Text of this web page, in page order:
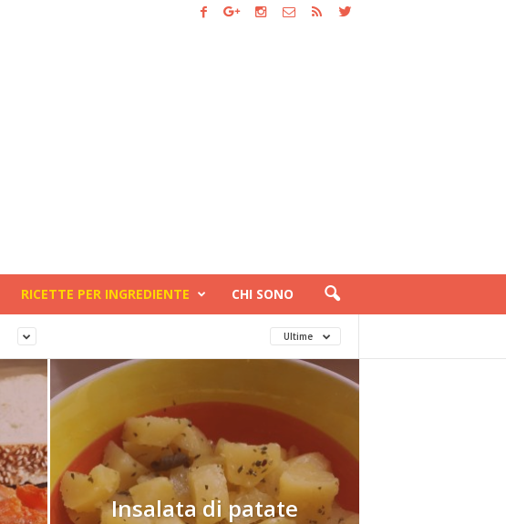
RICETTE PER INGREDIENTE CHI SONO
Ultime
Insalata di patate